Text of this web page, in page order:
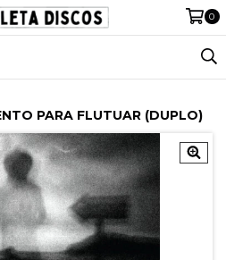
0
PARA FLUTUAR (DUPLO)